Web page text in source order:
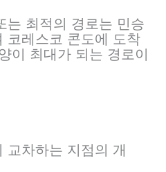
는 최적의 경로는 민승
코레스코 콘도에 도착
이 최대가 되는 경로이
교차하는 지점의 개